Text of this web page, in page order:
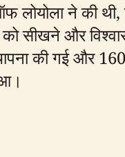
ने की
सीखने और
की गई और